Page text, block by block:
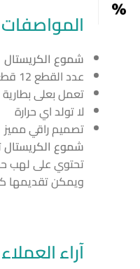
المواصفات
شموع الكريستال
عدد القطع 12 قطعة مع البطاريات
تعمل بعلى
لا تولد اي حرارة
تصميم راقي مميز
شموع الكريستال
ويمكن تقديمها
آراء العملاء